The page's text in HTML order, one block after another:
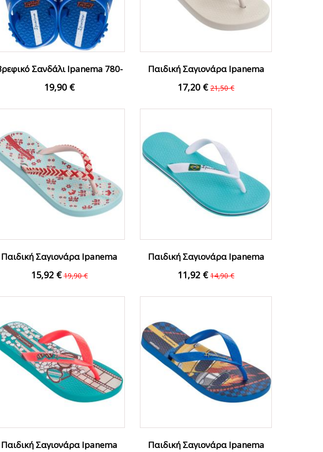
Σανδάλι Ipanema 780-
19,90 €
Παιδική Σαγιονάρα Ipanema
17,20 € 21,50 €
Παιδική Σαγιονάρα Ipanema
15,92 € 19,90 €
Παιδική Σαγιονάρα Ipanema
11,92 € 14,90 €
Παιδική Σαγιονάρα Ipanema Παιδική Σαγιονάρα Ipanema